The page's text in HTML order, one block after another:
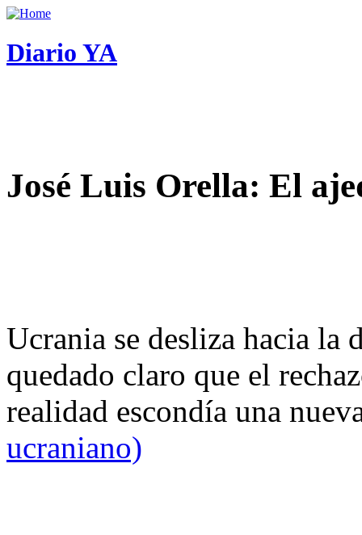
Diario YA
José Luis Orella: El
Ucrania se desliza hacia
quedado claro que el
realidad escondía una
ucraniano)